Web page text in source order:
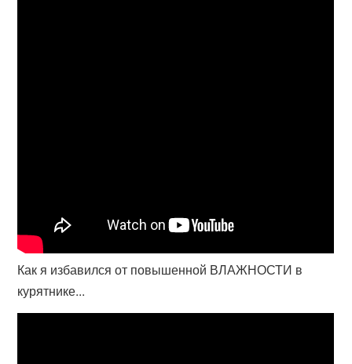
Как я избавился от повышенной ВЛАЖНОСТИ в
курятнике...